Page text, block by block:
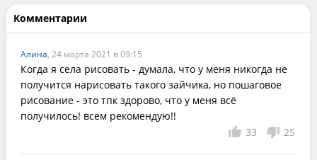
Комментарии
Алина, 24 марта 2021 в 09:15
Когда я села рисовать - думала, что у меня никогда не
получится нарисовать такого зайчика, но пошаговое
рисование - это тпк здорово, что у меня всё
получилось! всем рекомендую!!
33
25